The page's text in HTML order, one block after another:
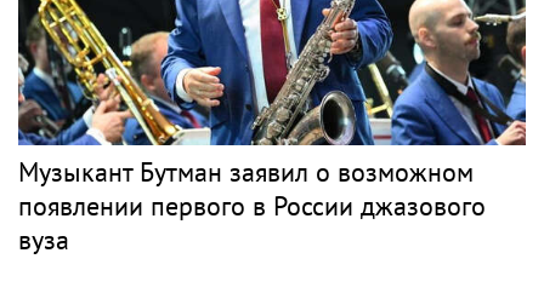
Музыкант Бутман заявил о возможном
появлении первого в России джазового
вуза